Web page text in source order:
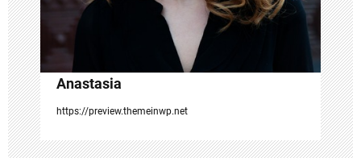
n
Anastasia
https://preview.themeinwp.net